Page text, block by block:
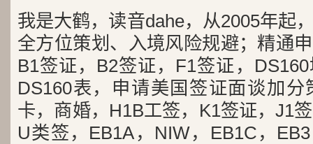
我是大鹤，读音dahe，从2005年起
全方位策划、入境风险规避；精通
B1签证，B2签证，F1签证，
DS160表，申请美国签证面谈加
卡，商婚，H1B工签，K1签证，J1
U类签，EB1A，NIW，EB1C，